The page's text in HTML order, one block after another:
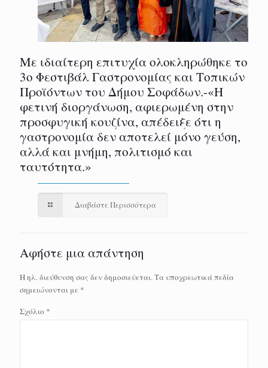
Με ιδιαίτερη επιτυχία ολοκληρώθηκε το
3ο Φεστιβάλ Γαστρονομίας και Τοπικών
Προϊόντων του Δήμου Σοφάδων.-«Η
φετινή διοργάνωση, αφιερωμένη στην
προσφυγική κουζίνα, απέδειξε ότι η
γαστρονομία δεν αποτελεί μόνο γεύση,
αλλά και μνήμη, πολιτισμό και
ταυτότητα.»
Διαβάστε Περισσότερα
Αφήστε μια απάντηση
Η ηλ. διεύθυνση σας δεν δημοσιεύεται.Τα υποχρεωτικά πεδία
σημειώνονται με *
Σχόλιο *